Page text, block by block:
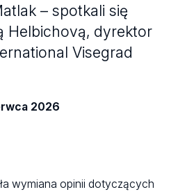
– spotkali się
Helbichovą, dyrektor
Visegrad
2026
wymiana opinii dotyczących